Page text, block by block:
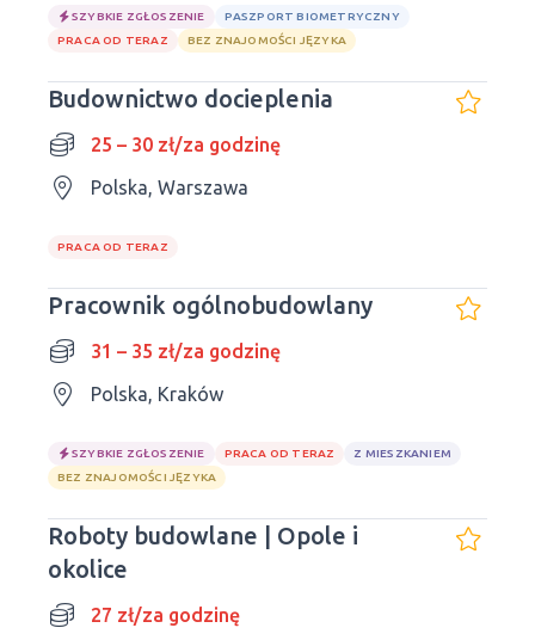
SZYBKIE ZGŁOSZENIE
PASZPORT BIOMETRYCZNY
PRACA OD TERAZ
BEZ ZNAJOMOŚCI JĘZYKA
Budownictwo docieplenia
25 – 30 zł/za godzinę
Polska, Warszawa
PRACA OD TERAZ
Pracownik ogólnobudowlany
31 – 35 zł/za godzinę
Polska, Kraków
SZYBKIE ZGŁOSZENIE PRACA OD TERAZ
Z MIESZKANIEM
BEZ ZNAJOMOŚCI JĘZYKA
Roboty budowlane | Opole i
okolice
27 zł/za godzinę